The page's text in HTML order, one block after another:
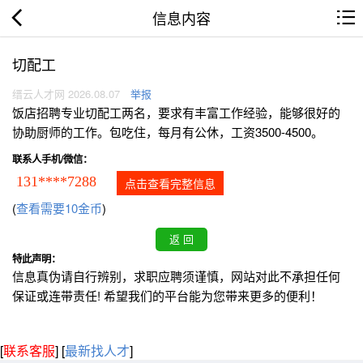
信息内容
切配工
缙云人才网 2026.08.07 举报
饭店招聘专业切配工两名，要求有丰富工作经验，能够很好的
协助厨师的工作。包吃住，每月有公休，工资3500-4500。
联系人手机/微信：
131****7288 点击查看完整信息
(查看需要10金币)
特此声明：
信息真伪请自行辨别，求职应聘须谨慎，网站对此不承担任何
保证或连带责任! 希望我们的平台能为您带来更多的便利！
[联系客服] [最新找人才]